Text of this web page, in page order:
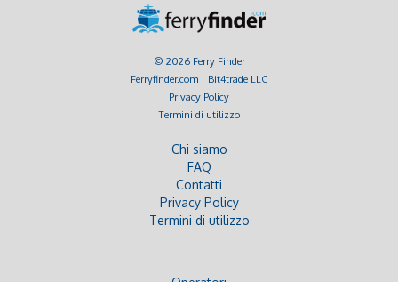
© 2026 Ferry Finder
Ferryfinder.com | Bit4trade LLC
Privacy Policy
Termini di utilizzo
Chi siamo
FAQ
Contatti
Privacy Policy
Termini di utilizzo